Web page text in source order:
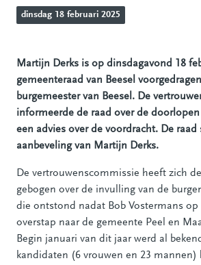
dinsdag 18 februari 2025
Martijn Derks is op dinsdagavond 18
gemeenteraad van Beesel
burgemeester van Beesel. De
informeerde de raad over de
een advies over de voordracht. De
aanbeveling van Martijn Derks.
De vertrouwenscommissie heeft zich
gebogen over de invulling van de
die ontstond nadat Bob Vostermans op
overstap naar de gemeente Peel en
Begin januari van dit jaar werd al
kandidaten (6 vrouwen en 23 mannen)